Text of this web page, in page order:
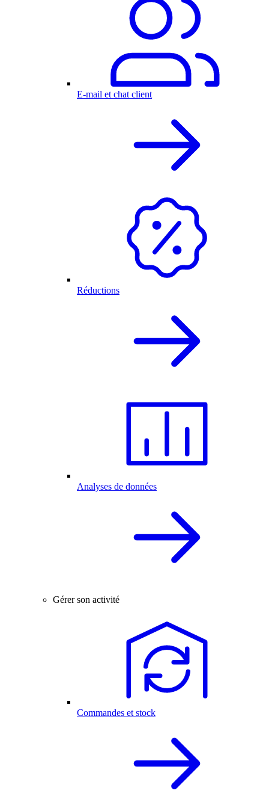
E-mail et chat client
Réductions
Analyses de données
Gérer son activité
Commandes et stock